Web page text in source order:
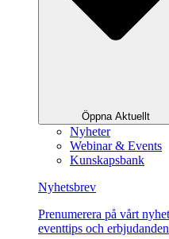
Öppna Aktuellt
Nyheter
Webinar & Events
Kunskapsbank
Nyhetsbrev
Pre­nu­me­re­ra på vårt
eventtips och